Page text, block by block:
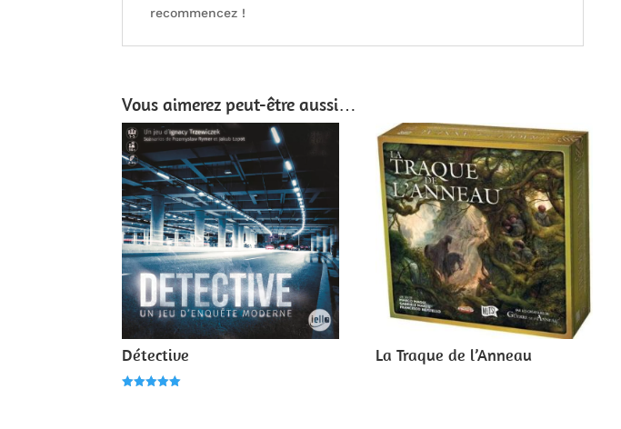
recommencez !
Vous aimerez peut-être aussi…
Détective La Traque de l’Anneau